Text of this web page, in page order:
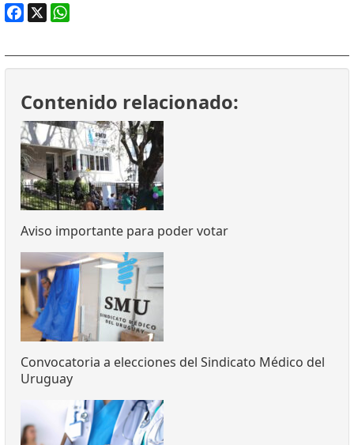
Contenido relacionado:
Aviso importante para poder votar
Convocatoria a elecciones del Sindicato Médico del
Uruguay